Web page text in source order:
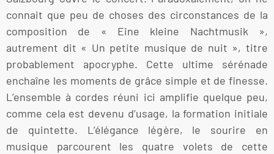
connait que peu de choses des circonstances de la
composition de « Eine kleine Nachtmusik »,
autrement dit « Un petite musique de nuit », titre
probablement apocryphe. Cette ultime sérénade
enchaîne les moments de grâce simple et de finesse.
L’ensemble à cordes réuni ici amplifie quelque peu,
comme cela est devenu d’usage, la formation initiale
de quintette. L’élégance légère, le sourire en
musique parcourent les quatre volets de cette